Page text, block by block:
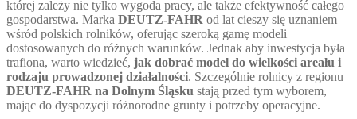
której zależy nie tylko wygoda pracy, ale także efektywność całego
gospodarstwa. Marka DEUTZ-FAHR od lat cieszy się uznaniem
wśród polskich rolników, oferując szeroką gamę modeli
dostosowanych do różnych warunków. Jednak aby inwestycja była
trafiona, warto wiedzieć, jak dobrać model do wielkości areału i
rodzaju prowadzonej działalności. Szczególnie rolnicy z regionu
DEUTZ-FAHR na Dolnym Śląsku stają przed tym wyborem,
mając do dyspozycji różnorodne grunty i potrzeby operacyjne.